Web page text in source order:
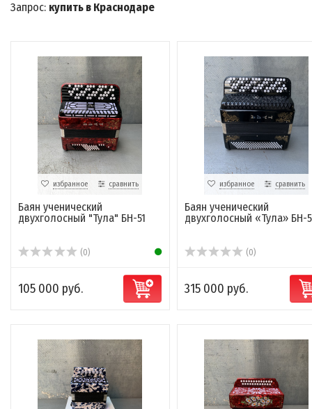
Запрос: купить в Краснодаре
избранное сравнить
Баян ученический
двухголосный "Тула" БН-51
(0)
105 000 руб.
избранное сравнить
Баян ученический
двухголосный «Тула» БН-
(0)
315 000 руб.